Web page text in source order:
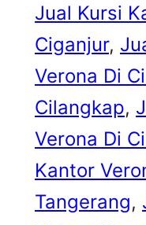
Jual Kursi
Ciganjur,
Verona Di
Cilangkap,
Verona Di
Kantor
Tangerang,